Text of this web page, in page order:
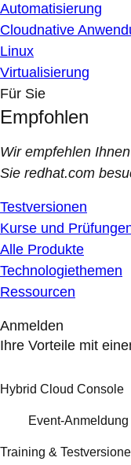
Automatisierung
Cloudnative
Linux
Virtualisierung
Für Sie
Empfohlen
Wir empfehlen
Sie redhat.com
Testversionen
Kurse und
Alle Produkte
Technologiethemen
Ressourcen
Anmelden
Ihre Vorteile mit
Hybrid Cloud Console
Event-Anmeldung
Training &